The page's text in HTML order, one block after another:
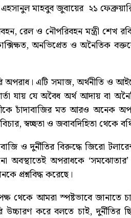
মাহবুব জুবায়ের ২১
রেল ও নৌপরিবহন মন্ত্রী শেখ
অনভিপ্রেত ও অনৈতিক
অপরাধ। এটি সমাজ, অর্থনীতি ও
যায় যে অবৈধ অর্থ আদায় বা
চাঁদাবাজির মত আরও অনেক
স্বচ্ছতা ও জবাবদিহিতা থেকে
ও দুর্নীতির বিরুদ্ধে জিরো
অবস্থাতেই অপরাধকে
প্রশ্নবিদ্ধ করেছে।
থেকে আমরা স্পষ্টভাবে জানাতে
করে বলতে চাই, দুর্নীতির